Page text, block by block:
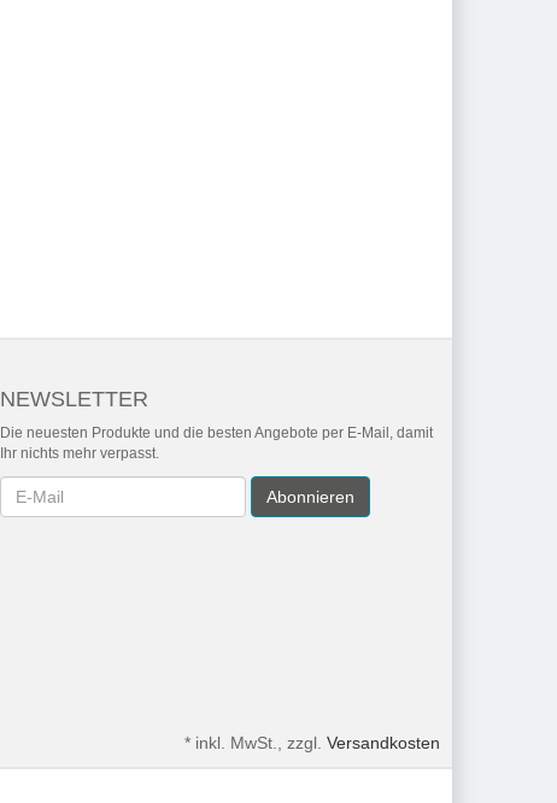
NEWSLETTER
Die neuesten Produkte und die besten Angebote per E-Mail, damit
Ihr nichts mehr verpasst.
Newsletter Abonnieren
* inkl. MwSt., zzgl. Versandkosten